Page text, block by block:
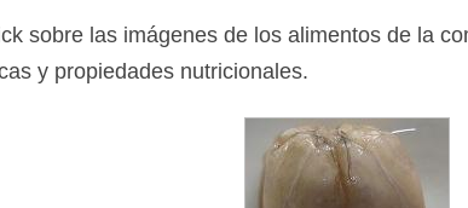
sobre las imágenes de los alimentos de la
y propiedades nutricionales.